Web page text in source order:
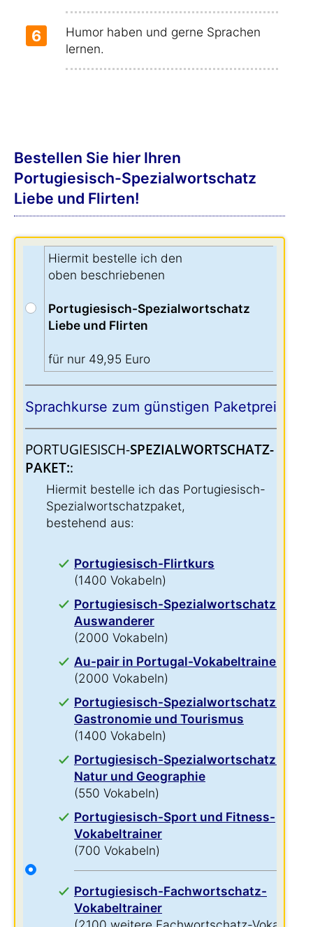
6
Humor haben und gerne Sprachen
lernen.
Bestellen Sie hier Ihren
Portugiesisch-Spezialwortschatz
Liebe und Flirten!
Hiermit bestelle ich den
oben beschriebenen
Portugiesisch-Spezialwortschatz
Liebe und Flirten
für nur 49,95 Euro
Sprachkurse zum günstigen Paketpreis:
PORTUGIESISCH-SPEZIALWORTSCHATZ-
PAKET::
Hiermit bestelle ich das Portugiesisch-
Spezialwortschatzpaket,
bestehend aus:
Portugiesisch-Flirtkurs
(1400 Vokabeln)
Portugiesisch-Spezialwortschatz für
Auswanderer
(2000 Vokabeln)
Au-pair in Portugal-Vokabeltrainer
(2000 Vokabeln)
Portugiesisch-Spezialwortschatz für
Gastronomie und Tourismus
(1400 Vokabeln)
Portugiesisch-Spezialwortschatz für
Natur und Geographie
(550 Vokabeln)
Portugiesisch-Sport und Fitness-
Vokabeltrainer
(700 Vokabeln)
Portugiesisch-Fachwortschatz-
Vokabeltrainer